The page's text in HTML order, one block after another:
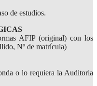
de estudios.
AFIP (original) con los
Nº de matrícula)
o lo requiera la Auditoria